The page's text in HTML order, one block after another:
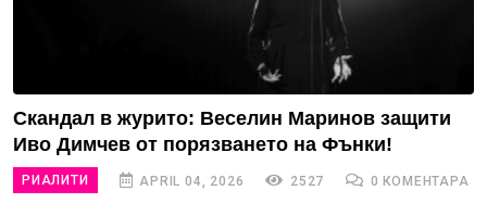
Скандал в журито: Веселин Маринов защити
Иво Димчев от порязването на Фънки!
РИАЛИТИ APRIL 04, 2026 2527 0 КОМЕНТАРА